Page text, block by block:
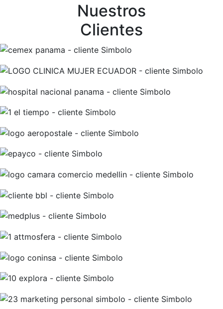
Nuestros
Clientes